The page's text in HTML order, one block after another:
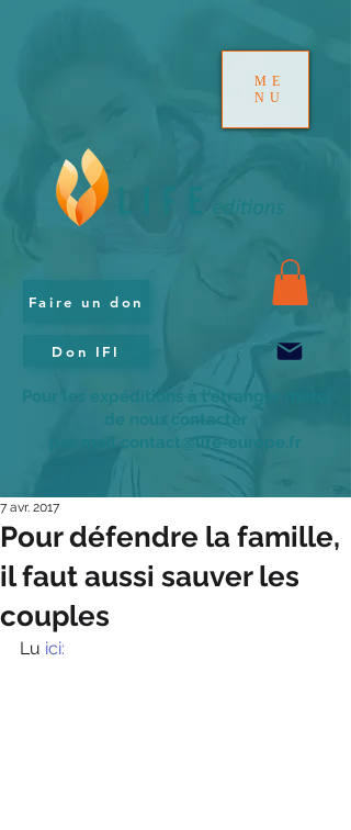
ME
NU
Faire un don
Don IFI
Pour les expéditions à l'étranger merci
de nous contacter
par mail contact@life-europe.fr
Pour défendre la famille,
il faut aussi sauver les
couples
7 avr. 2017
Lu ici: